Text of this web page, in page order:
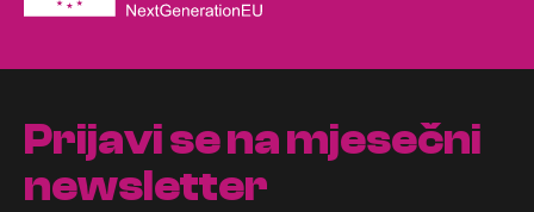
Prijavi se na mjesečni
newsletter